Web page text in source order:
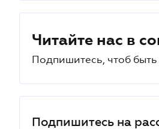
Читайте нас в
Подпишитесь, чтоб быть
Подпишитесь на